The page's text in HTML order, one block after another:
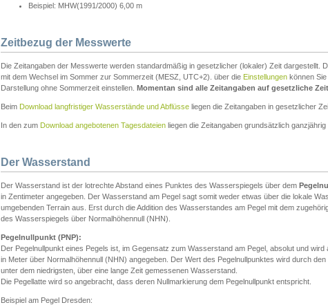
Beispiel: MHW(1991/2000) 6,00 m
Zeitbezug der Messwerte
Die Zeitangaben der Messwerte werden standardmäßig in gesetzlicher (lokaler) Zeit dargestellt.
mit dem Wechsel im Sommer zur Sommerzeit (MESZ, UTC+2). über die Einstellungen können
Darstellung ohne Sommerzeit einstellen. Momentan sind alle Zeitangaben auf gesetzliche
Beim Download langfristiger Wasserstände und Abflüsse liegen die Zeitangaben in gesetzlicher
In den zum Download angebotenen Tagesdateien liegen die Zeitangaben grundsätzlich
Der Wasserstand
Der Wasserstand ist der lotrechte Abstand eines Punktes des Wasserspiegels über dem
in Zentimeter angegeben. Der Wasserstand am Pegel sagt somit weder etwas über die lokale
umgebenden Terrain aus. Erst durch die Addition des Wasserstandes am Pegel mit dem
des Wasserspiegels über Normalhöhennull (NHN).
Pegelnullpunkt (PNP):
Der Pegelnullpunkt eines Pegels ist, im Gegensatz zum Wasserstand am Pegel, absolut und
in Meter über Normalhöhennull (NHN) angegeben. Der Wert des Pegelnullpunktes wird durch
unter dem niedrigsten, über eine lange Zeit gemessenen Wasserstand.
Die Pegellatte wird so angebracht, dass deren Nullmarkierung dem Pegelnullpunkt entspricht.
Beispiel am Pegel Dresden: